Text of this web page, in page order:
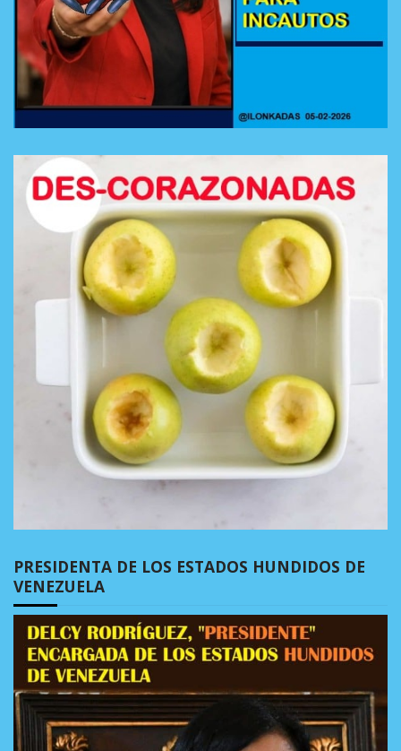
PRESIDENTA DE LOS ESTADOS HUNDIDOS DE
VENEZUELA